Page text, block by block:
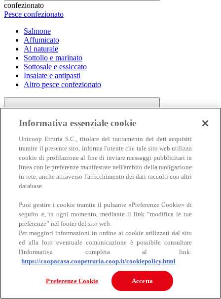
confezionato
Pesce confezionato
Salmone
Affumicato
Al naturale
Sottolio e marinato
Sottosale e essiccato
Insalate e antipasti
Altro pesce confezionato
Carne
Carne
Bovino
Informativa essenziale cookie
Unicoop Etruria S.C., titolare del trattamento dei dati acquisiti
tramite il presente sito, informa l'utente che tale sito web utilizza
cookie di profilazione al fine di inviare messaggi pubblicitari in
linea con le preferenze manifestate nell'ambito della navigazione
in rete, anche attraverso l'arricchimento dei dati raccolti con altri
database.
Puoi gestire i cookie tramite il pulsante «Preferenze Cookie» di
seguito e, in ogni momento, mediante il link “modifica le tue
preferenze” nel footer del sito web.
Per maggiori informazioni in ordine ai cookie utilizzati dal sito
ed alla loro eventuale comunicazione è possibile consultare
l'informativa completa al link:
https://coopacasa.coopetruria.coop.it/cookiepolicy.html
Preferenze Cookie Accetta